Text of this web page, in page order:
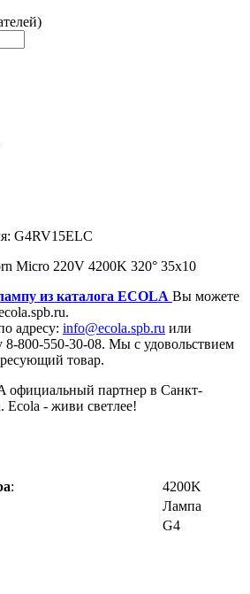
G4RV15ELC
Micro 220V 4200K 320° 35x10
из каталога ECOLA Вы можете
адресу: info@ecola.spb.ru или
8-800-550-30-08. Мы с удовольствием
товар.
официальный партнер в Санкт-
Ecola - живи светлее!
:
4200K
Лампа
G4